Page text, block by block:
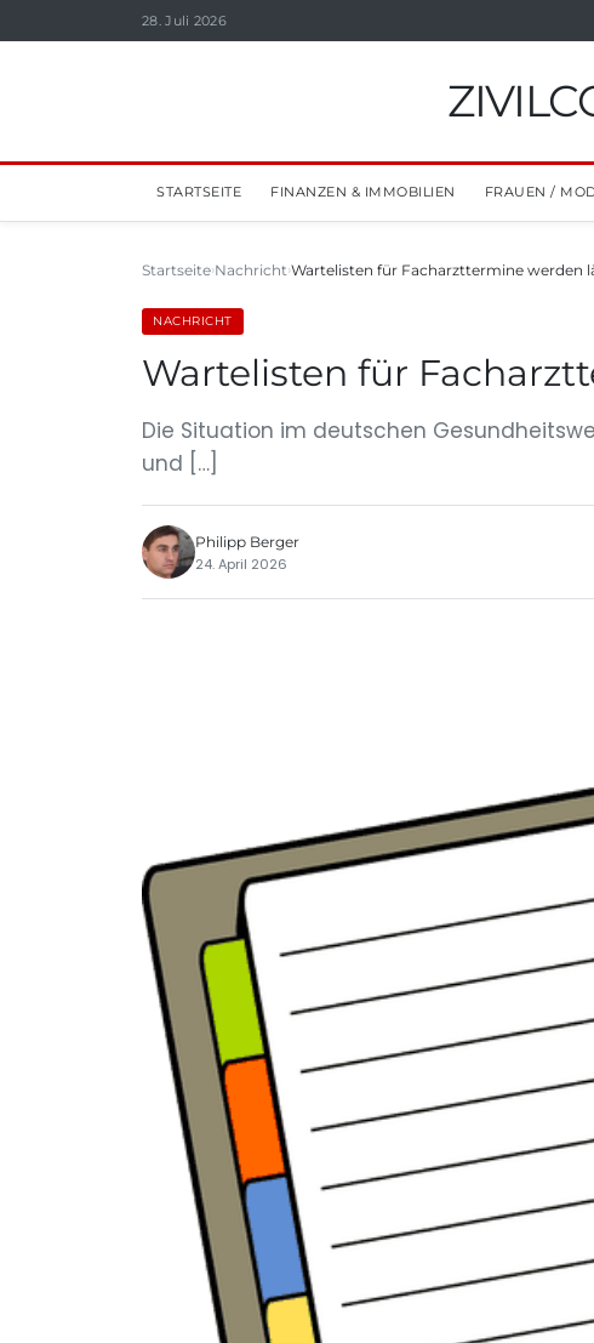
28. Juli 2026
STARTSEITE FINANZEN & IMMOBILIEN FRAUEN /
Startseite Nachricht Wartelisten für Facharzttermine werden
NACHRICHT
Wartelisten für
Die Situation im deutschen
und […]
Philipp Berger
24. April 2026